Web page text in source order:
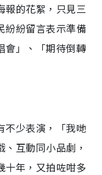
報的花絮，只見三
紛紛留言表示準備
會」、「期待倒轉
不少表演，「我哋
互動同小品劇，
十年，又拍咗咁多